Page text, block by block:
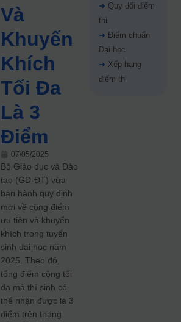
Và
Khuyến
Khích
Tối Đa
Là 3
Điểm
07/05/2025
Bộ Giáo dục và Đào
tạo (GD-ĐT) vừa
ban hành quy định
mới về cộng điểm
ưu tiên và khuyến
khích trong tuyển
sinh đại học năm
2025. Theo đó,
tổng điểm cộng tối
đa mà thí sinh có
thể nhận được là 3
điểm trên thang
➜ Quy đổi điểm
thi
➜ Điểm chuẩn
Đại học
➜ Xếp hạng
điểm thi